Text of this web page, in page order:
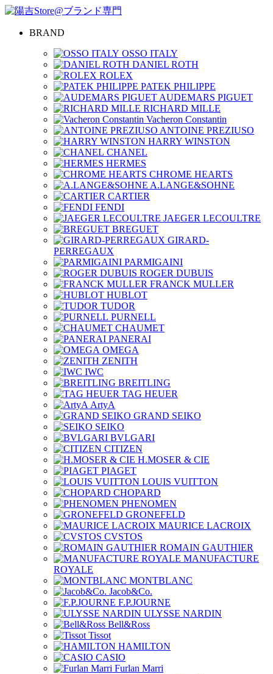
BRAND
OSSO ITALY
DANIEL ROTH
ROLEX
PATEK PHILIPPE
AUDEMARS PIGUET
RICHARD MILLE
Vacheron Constantin
ANTOINE PREZIUSO
HARRY WINSTON
CHANEL
HERMES
CHROME HEARTS
A.LANGE&SOHNE
CARTIER
FENDI
JAEGER LECOULTRE
BREGUET
GIRARD-
PERREGAUX
PARMIGAINI
ROGER DUBUIS
FRANCK MULLER
HUBLOT
TUDOR
PURNELL
CHAUMET
PANERAI
OMEGA
ZENITH
IWC
BREITLING
TAG HEUER
ArtyA
GRAND SEIKO
SEIKO
BVLGARI
CITIZEN
H.MOSER & CIE
PIAGET
LOUIS VUITTON
CHOPARD
PHENOMEN
GRONEFELD
MAURICE LACROIX
CVSTOS
ROMAIN GAUTHIER
MANUFACTURE
ROYALE
MONTBLANC
Jacob&Co.
F.P.JOURNE
ULYSSE NARDIN
Bell&Ross
Tissot
HAMILTON
CASIO
Furlan Marri